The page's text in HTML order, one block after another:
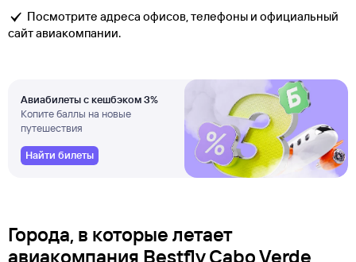
Посмотрите адреса офисов, телефоны и официальный
сайт авиакомпании.
Авиабилеты с кешбэком 3%
Копите баллы на новые
путешествия
Найти билеты
Города, в которые летает
авиакомпания Bestfly Cabo Verde